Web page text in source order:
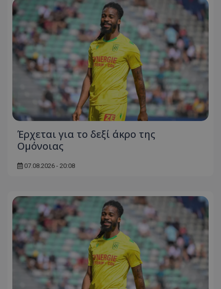
Έρχεται για το δεξί άκρο της
Ομόνοιας
07.08.2026 - 20:08